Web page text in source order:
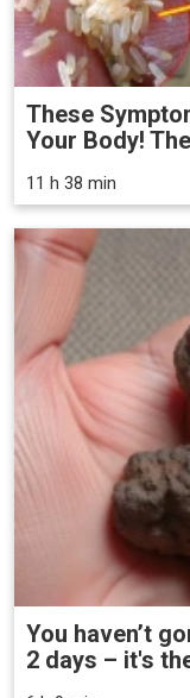
These
Your Body!
11 h 38 min
You haven’t
2 days – it's